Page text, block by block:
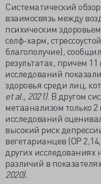
Систематический
взаимосвязь между
психическим
селф-харм,
благополучие),
результатах, причем
исследований
здоровья среди лиц,
et al., 2021). В другом
метаанализом только
исследований
высокий риск
вегетарианцев (ОР
других
различий в
2020).